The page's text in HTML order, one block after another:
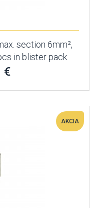
section 6mm²,
in blister pack
€
AKCIA